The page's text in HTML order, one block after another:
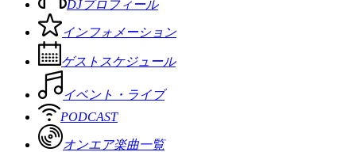
DJプロフィール
インフォメーション
ゲストスケジュール
イベント・ライブ
PODCAST
オンエア楽曲一覧